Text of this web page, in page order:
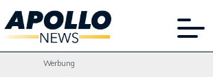
Werbung